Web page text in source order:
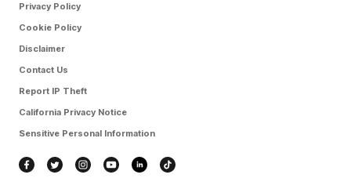
Privacy Policy
Cookie Policy
Disclaimer
Contact Us
Report IP Theft
California Privacy Notice
Sensitive Personal Information